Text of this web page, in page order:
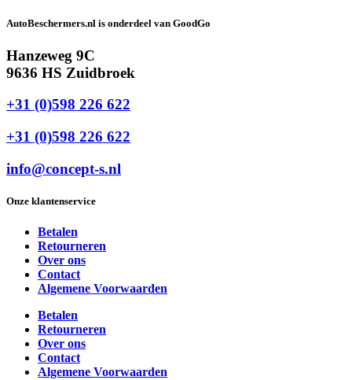
AutoBeschermers.nl is onderdeel van GoodGo
Hanzeweg 9C
9636 HS Zuidbroek
+31 (0)598 226 622
+31 (0)598 226 622
info@concept-s.nl
Onze klantenservice
Betalen
Retourneren
Over ons
Contact
Algemene Voorwaarden
Betalen
Retourneren
Over ons
Contact
Algemene Voorwaarden